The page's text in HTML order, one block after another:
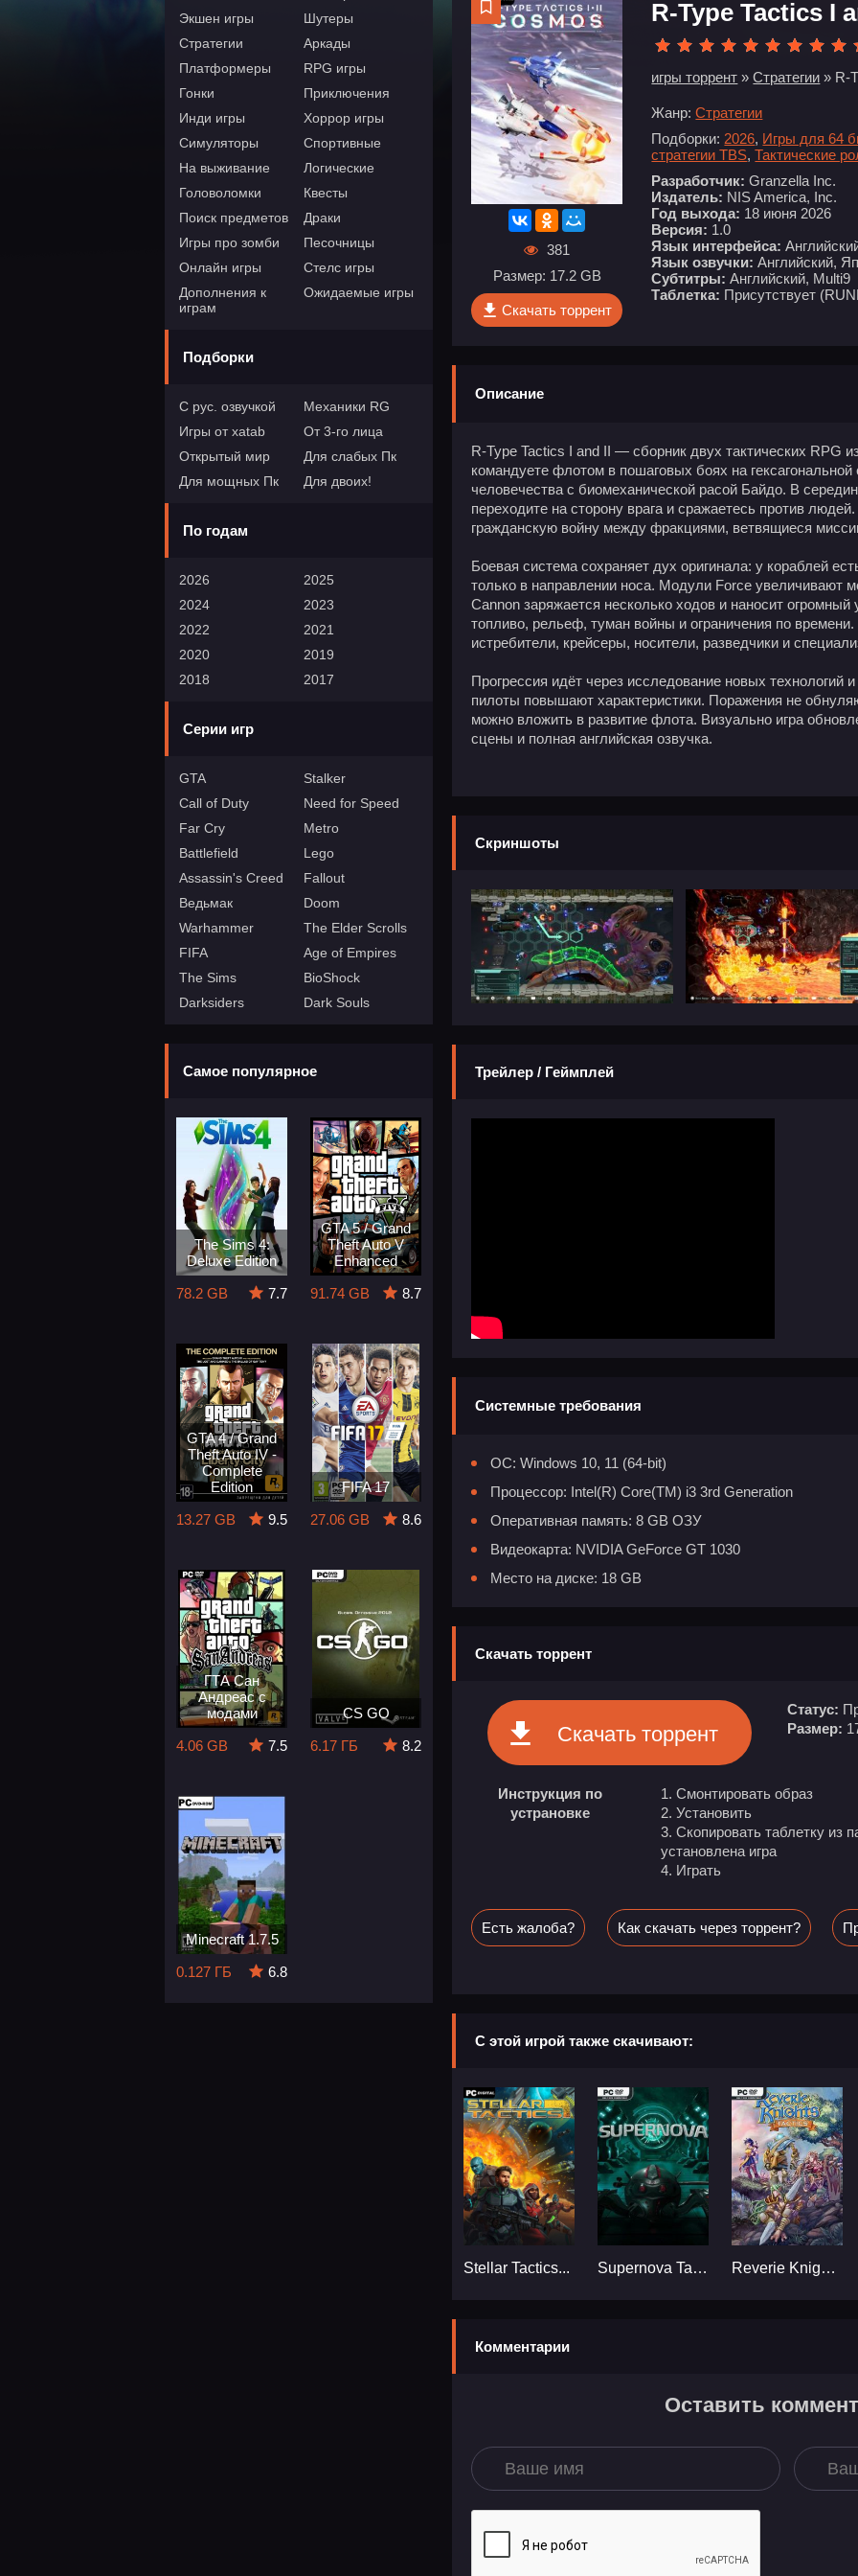
Экшен игры
Шутеры
Стратегии
Аркады
Платформеры
RPG игры
Гонки
Приключения
Инди игры
Хоррор игры
Симуляторы
Спортивные
На выживание
Логические
Головоломки
Квесты
Поиск предметов
Драки
Игры про зомби
Песочницы
Онлайн игры
Стелс игры
Дополнения к
играм
Ожидаемые игры
Подборки
С рус. озвучкой
Механики RG
Игры от xatab
От 3-го лица
Открытый мир
Для слабых Пк
Для мощных Пк
Для двоих!
По годам
2026
2025
2024
2023
2022
2021
2020
2019
2018
2017
Серии игр
GTA
Stalker
Call of Duty
Need for Speed
Far Cry
Metro
Battlefield
Lego
Assassin's Creed
Fallout
Ведьмак
Doom
Warhammer
The Elder Scrolls
FIFA
Age of Empires
The Sims
BioShock
Darksiders
Dark Souls
Самое популярное
The Sims 4:
Deluxe Edition
78.2 GB
7.7
GTA 5 / Grand
Theft Auto V
Enhanced
91.74 GB
8.7
GTA 4 / Grand
Theft Auto IV -
Complete
Edition
13.27 GB
9.5
FIFA 17
27.06 GB
8.6
ГТА Сан
Андреас с
модами
4.06 GB
7.5
CS GO
6.17 ГБ
8.2
Minecraft 1.7.5
0.127 ГБ
6.8
381
Размер: 17.2 GB
Скачать торрент
R-Type Tactics I
игры торрент »Стратегии » R-
Жанр: Стратегии
Подборки: 2026, Игры для 64
стратегии TBS,Тактические
Разработчик: Granzella Inc.
Издатель: NIS America, Inc.
Год выхода: 18 июня 2026
Версия: 1.0
Язык интерфейса:
Язык озвучки: Английский,
Субтитры: Английский, Multi9
Таблетка: Присутствует
Описание
R-Type Tactics I and II — сборник двух тактических RPG
командуете флотом в пошаговых боях на
человечества с биомеханической расой Байдо. В
переходите на сторону врага и сражаетесь против
гражданскую войну между фракциями, ветвящиеся
Боевая система сохраняет дух оригинала: у кораблей
только в направлении носа. Модули Force увеличивают
Cannon заряжается несколько ходов и наносит
топливо, рельеф, туман войны и ограничения по
истребители, крейсеры, носители, разведчики и
Прогрессия идёт через исследование новых
пилоты повышают характеристики. Поражения не
можно вложить в развитие флота. Визуально игра
сцены и полная английская озвучка.
Скриншоты
Трейлер / Геймплей
Системные требования
ОС: Windows 10, 11 (64-bit)
Процессор: Intel(R) Core(TM) i3 3rd Generation
Оперативная память: 8 GB ОЗУ
Видеокарта: NVIDIA GeForce GT 1030
Место на диске: 18 GB
Скачать торрент
Скачать торрент
Статус:
Размер:
Инструкция по
устрановке
1. Смонтировать образ
2. Установить
3. Скопировать таблетку из
установлена игра
4. Играть
Есть жалоба? Как скачать через торрент?
С этой игрой также скачивают:
Stellar Tactics... Supernova Tactics... Reverie Knights Tactics...
Комментарии
Оставить